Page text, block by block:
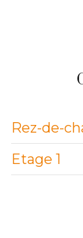
cuisine
1
Rez-de-
Entrée avec pl
Etage 1